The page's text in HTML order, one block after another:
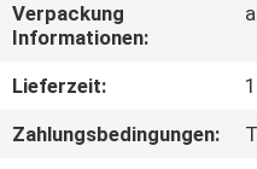
KONTAKT
MIT
UNS
Verpackung
Informationen:
Lieferzeit:
Zahlungsbedingungen: